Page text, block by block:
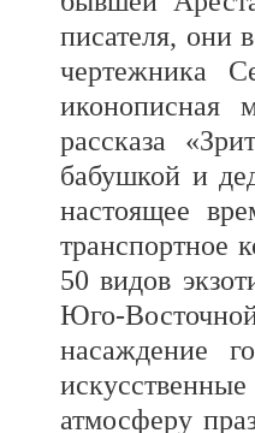
писателя, они
чертежника
иконописная
рассказа
бабушкой и
настоящее
транспортное
50 видов
Юго-
насаждение
атмосферу